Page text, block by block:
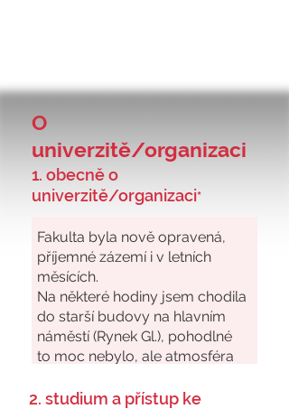
O
univerzitě/organizaci
1. obecně o
univerzitě/organizaci*
2. studium a přístup ke